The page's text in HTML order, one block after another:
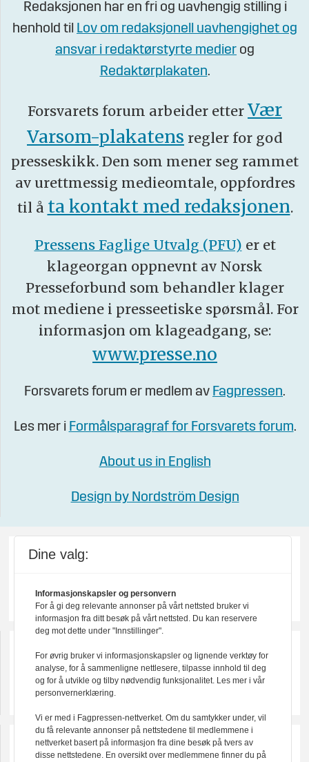
Redaksjonen har en fri og uavhengig stilling i
henhold til Lov om redaksjonell uavhengighet og
ansvar i redaktørstyrte medier og
Redaktørplakaten.
Forsvarets forum arbeider etter Vær
Varsom-plakatens regler for god
presseskikk. Den som mener seg rammet
av urettmessig medieomtale, oppfordres
til å ta kontakt med redaksjonen.
Pressens Faglige Utvalg (PFU) er et
klageorgan oppnevnt av Norsk
Presseforbund som behandler klager
mot mediene i presseetiske spørsmål. For
informasjon om klageadgang, se:
www.presse.no
Forsvarets forum er medlem av Fagpressen.
Les mer i Formålsparagraf for Forsvarets forum.
About us in English
Design by Nordström Design
Dine valg:
Informasjonskapsler og personvern
For å gi deg relevante annonser på vårt nettsted bruker vi
informasjon fra ditt besøk på vårt nettsted. Du kan reservere
deg mot dette under "Innstillinger".
For øvrig bruker vi informasjonskapsler og lignende verktøy for
analyse, for å sammenligne nettlesere, tilpasse innhold til deg
og for å utvikle og tilby nødvendig funksjonalitet. Les mer i vår
personvernerklæring.
Vi er med i Fagpressen-nettverket. Om du samtykker under, vil
du få relevante annonser på nettstedene til medlemmene i
nettverket basert på informasjon fra dine besøk på tvers av
disse nettstedene. En oversikt over medlemmene finner du på